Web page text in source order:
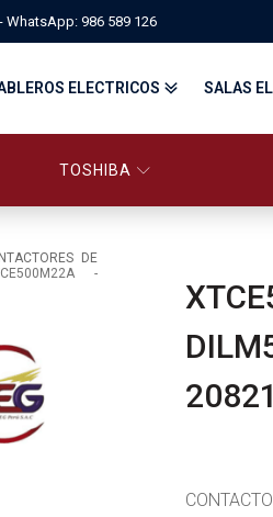
WhatsApp: 986 589 126
TERMOMAGNÉTICOS
Y CONTROL
UPS
ELECTRICOS
TABLEROS ELÉCTRICOS
SALAS
TOSHIBA
DE
-